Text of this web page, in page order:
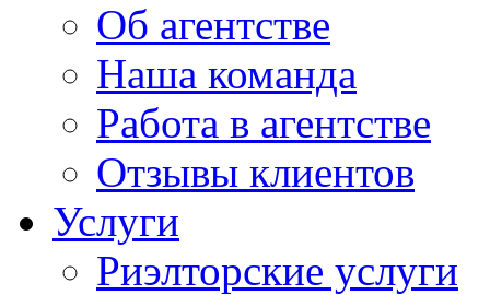
Об агентстве
Наша команда
Работа в агентстве
Отзывы клиентов
Услуги
Риэлторские услуги